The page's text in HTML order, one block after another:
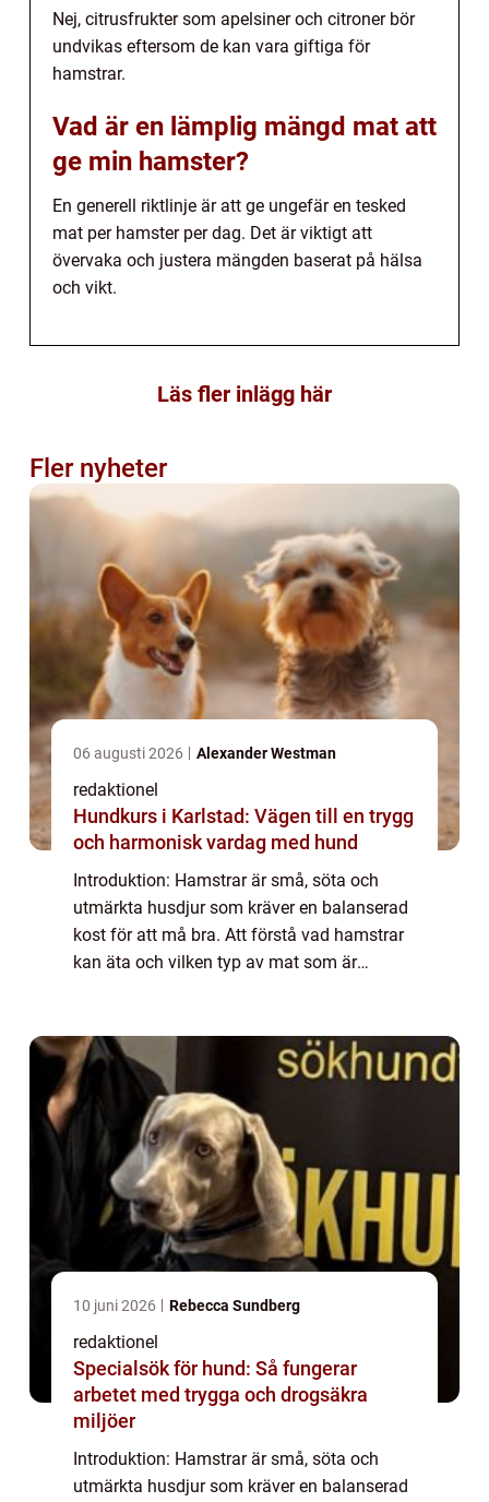
Nej, citrusfrukter som apelsiner och citroner bör
undvikas eftersom de kan vara giftiga för
hamstrar.
Vad är en lämplig mängd mat att
ge min hamster?
En generell riktlinje är att ge ungefär en tesked
mat per hamster per dag. Det är viktigt att
övervaka och justera mängden baserat på hälsa
och vikt.
Läs fler inlägg här
Fler nyheter
06 augusti 2026 Alexander Westman
redaktionel
Hundkurs i Karlstad: Vägen till en trygg
och harmonisk vardag med hund
Introduktion: Hamstrar är små, söta och
utmärkta husdjur som kräver en balanserad
kost för att må bra. Att förstå vad hamstrar
kan äta och vilken typ av mat som är
10 juni 2026 Rebecca Sundberg
redaktionel
Specialsök för hund: Så fungerar
arbetet med trygga och drogsäkra
miljöer
Introduktion: Hamstrar är små, söta och
utmärkta husdjur som kräver en balanserad